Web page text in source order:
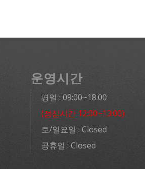
운영시간
평일 : 09:00~18:00
(점심시간 12:00~13:00)
토/일요일 : Closed
공휴일 : Closed